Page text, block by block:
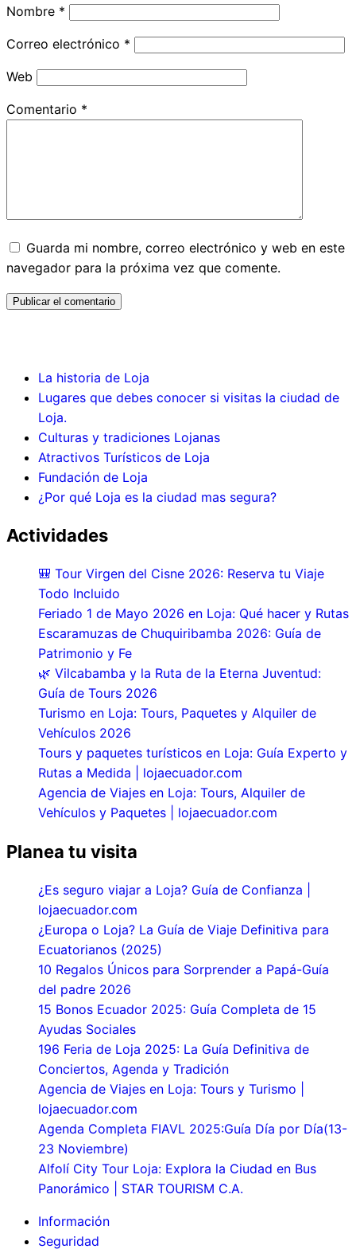
Nombre *
Correo electrónico *
Web
Comentario *
Guarda mi nombre, correo electrónico y web en este
navegador para la próxima vez que comente.
La historia de Loja
Lugares que debes conocer si visitas la ciudad de
Loja.
Culturas y tradiciones Lojanas
Atractivos Turísticos de Loja
Fundación de Loja
¿Por qué Loja es la ciudad mas segura?
Actividades
🎒 Tour Virgen del Cisne 2026: Reserva tu Viaje
Todo Incluido
Feriado 1 de Mayo 2026 en Loja: Qué hacer y Rutas
Escaramuzas de Chuquiribamba 2026: Guía de
Patrimonio y Fe
🌿 Vilcabamba y la Ruta de la Eterna Juventud:
Guía de Tours 2026
Turismo en Loja: Tours, Paquetes y Alquiler de
Vehículos 2026
Tours y paquetes turísticos en Loja: Guía Experto y
Rutas a Medida | lojaecuador.com
Agencia de Viajes en Loja: Tours, Alquiler de
Vehículos y Paquetes | lojaecuador.com
Planea tu visita
¿Es seguro viajar a Loja? Guía de Confianza |
lojaecuador.com
¿Europa o Loja? La Guía de Viaje Definitiva para
Ecuatorianos (2025)
10 Regalos Únicos para Sorprender a Papá-Guía
del padre 2026
15 Bonos Ecuador 2025: Guía Completa de 15
Ayudas Sociales
196 Feria de Loja 2025: La Guía Definitiva de
Conciertos, Agenda y Tradición
Agencia de Viajes en Loja: Tours y Turismo |
lojaecuador.com
Agenda Completa FIAVL 2025:Guía Día por Día(13-
23 Noviembre)
Alfolí City Tour Loja: Explora la Ciudad en Bus
Panorámico | STAR TOURISM C.A.
Información
Seguridad